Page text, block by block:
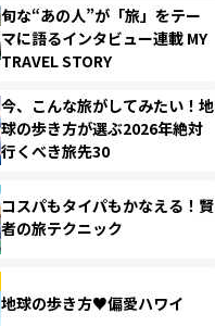
旬な“あの人”が「旅」をテー
マに語るインタビュー連載 MY
TRAVEL STORY
今、こんな旅がしてみたい！地
球の歩き方が選ぶ2026年絶対
行くべき旅先30
コスパもタイパもかなえる！賢
者の旅テクニック
地球の歩き方♥偏愛ハワイ